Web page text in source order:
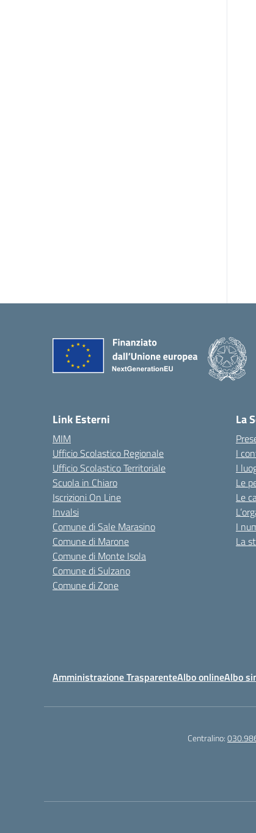
Link Esterni
MIM
Ufficio Scolastico Regionale
Ufficio Scolastico Territoriale
Scuola in Chiaro
Iscrizioni On Line
Invalsi
Comune di Sale Marasino
Comune di Marone
Comune di Monte Isola
Comune di Sulzano
Comune di Zone
La
I
I
Le
Le
I
La
Amministrazione TrasparenteAlbo onlineAlbo
Centralino: